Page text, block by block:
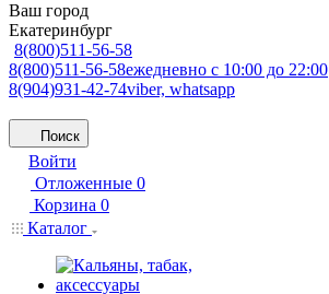
Ваш город
Екатеринбург
8(800)511-56-58
8(800)511-56-58ежедневно с 10:00 до 22:00
8(904)931-42-74viber, whatsapp
Поиск
Войти
Отложенные 0
Корзина 0
Каталог